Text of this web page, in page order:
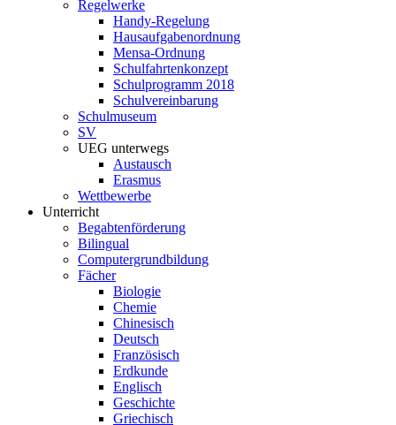
Regelwerke
Handy-Regelung
Hausaufgabenordnung
Mensa-Ordnung
Schulfahrtenkonzept
Schulprogramm 2018
Schulvereinbarung
Schulmuseum
SV
UEG unterwegs
Austausch
Erasmus
Wettbewerbe
Unterricht
Begabtenförderung
Bilingual
Computergrundbildung
Fächer
Biologie
Chemie
Chinesisch
Deutsch
Französisch
Erdkunde
Englisch
Geschichte
Griechisch